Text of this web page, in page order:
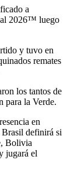
a
2026™ luego
y tuvo en
remates
los tantos de
para la Verde.
en
Brasil definirá si
Bolivia
jugará el